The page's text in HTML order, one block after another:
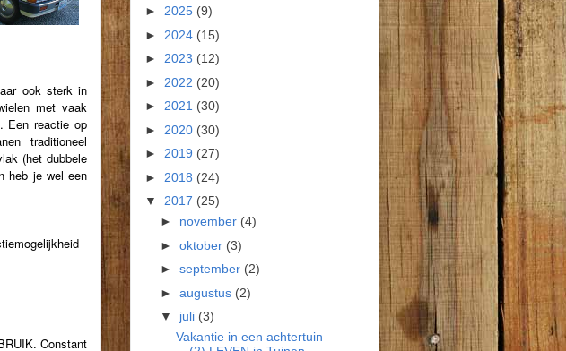
ook sterk in
met vaak
Een reactie op
traditioneel
(het dubbele
heb je wel een
Constant
► 2025 (9)
► 2024 (15)
► 2023 (12)
► 2022 (20)
► 2021 (30)
► 2020 (30)
► 2019 (27)
► 2018 (24)
▼ 2017 (25)
► november (4)
► oktober (3)
► september (2)
► augustus (2)
▼ juli (3)
Vakantie in een achtertuin